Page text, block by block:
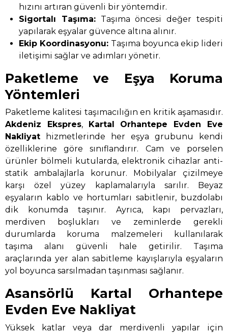
hızını artıran güvenli bir yöntemdir.
Sigortalı Taşıma:Taşıma öncesi değer tespiti
yapılarak eşyalar güvence altına alınır.
Ekip Koordinasyonu: Taşıma boyunca ekip lideri
iletişimi sağlar ve adımları yönetir.
Paketleme ve Eşya Koruma
Yöntemleri
Paketleme kalitesi taşımacılığın en kritik aşamasıdır.
Akdeniz Ekspres,
Kartal Orhantepe Evden Eve
Nakliyat hizmetlerinde her eşya grubunu kendi
özelliklerine göre sınıflandırır. Cam ve porselen
ürünler bölmeli kutularda, elektronik cihazlar anti-
statik ambalajlarla korunur. Mobilyalar çizilmeye
karşı özel yüzey kaplamalarıyla sarılır. Beyaz
eşyaların kablo ve hortumları sabitlenir, buzdolabı
dik konumda taşınır. Ayrıca, kapı pervazları,
merdiven boşlukları ve zeminlerde gerekli
durumlarda koruma malzemeleri kullanılarak
taşıma alanı güvenli hale getirilir. Taşıma
araçlarında yer alan sabitleme kayışlarıyla eşyaların
yol boyunca sarsılmadan taşınması sağlanır.
Asansörlü Kartal Orhantepe
Evden Eve Nakliyat
Yüksek katlar veya dar merdivenli yapılar için